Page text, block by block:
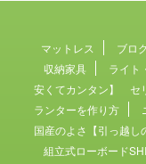
マットレス ブロ
収納家具
ライト
安くてカンタン】 セ
ランターを作り方
国産のよさ【引っ越し
組立式ローボード